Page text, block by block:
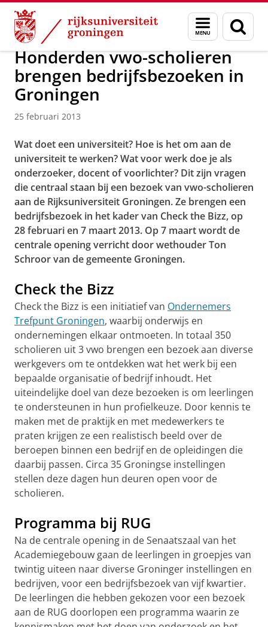
Skip
Content
Skip
Navigation
Menu
en
zoeken
Over ons Actueel Nieuws Nieuwsberichten
Honderden vwo-scholieren
brengen bedrijfsbezoeken in
Groningen
25 februari 2013
Wat doet een universiteit? Hoe is het om aan de
universiteit te werken? Wat voor werk doe je als
onderzoeker, docent of voorlichter? Dit zijn vragen
die centraal staan bij een bezoek van vwo-scholieren
aan de Rijksuniversiteit Groningen. Ze brengen een
bedrijfsbezoek in het kader van Check the Bizz, op
28 februari en 7 maart 2013. Op 7 maart wordt de
centrale opening verricht door wethouder Ton
Schroor van de gemeente Groningen.
Check the Bizz
Check the Bizz is een initiatief van Ondernemers
Trefpunt Groningen, waarbij onderwijs en
ondernemingen elkaar ontmoeten. In totaal 350
scholieren uit 3 vwo brengen een bezoek aan diverse
werkgevers om te ontdekken wat het werk bij een
bepaalde organisatie of bedrijf inhoudt. Het
uiteindelijke doel van deze bezoeken is om leerlingen
te ondersteunen in hun profielkeuze. Door kennis te
maken met de praktijk en met medewerkers te
praten krijgen ze een realistisch beeld over de
beroepen binnen een bedrijf en de opleidingen die
daarbij passen. Circa 35 Groningse instellingen
stellen deze dagen hun deuren open voor de
scholieren.
Programma bij RUG
Na de centrale opening in de Senaatszaal van het
Academiegebouw gaan de leerlingen in groepjes van
twintig uiteen naar diverse Groninger instellingen en
bedrijven, voor een bedrijfsbezoek van vijf kwartier.
De leerlingen die hebben gekozen voor een bezoek
aan de RUG doorlopen een programma waarin ze